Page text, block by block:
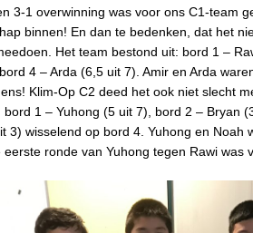
3-1 overwinning was voor ons C1-team
binnen! En dan te bedenken, dat het
Het team bestond uit: bord 1 –
4 – Arda (6,5 uit 7). Amir en Arda
Klim-Op C2 deed het ook niet slecht
bord 1 – Yuhong (5 uit 7), bord 2 – Bryan
3) wisselend op bord 4. Yuhong en Noah
ronde van Yuhong tegen Rawi was